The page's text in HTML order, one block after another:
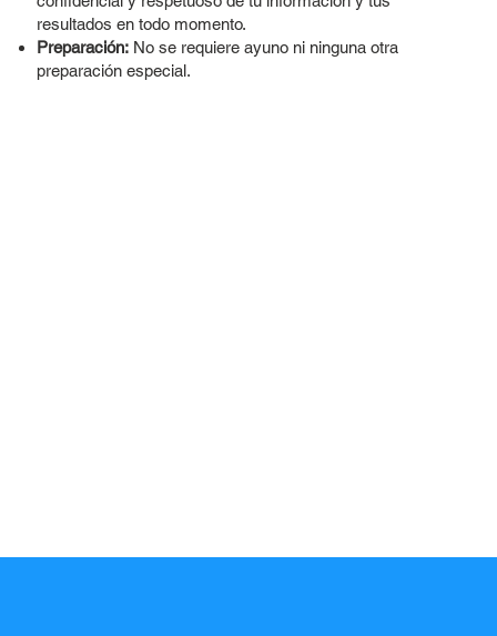
resultados en todo momento.
Preparación:No se requiere ayuno ni ninguna otra
preparación especial.